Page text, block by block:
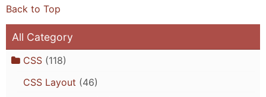
Back to Top
All Category
CSS(118)
CSS Layout (46)